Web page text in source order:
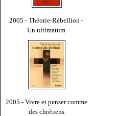
2005 - Théorie-Rébellion -
Un ultimatum
2005 - Vivre et penser comme
des chrétiens